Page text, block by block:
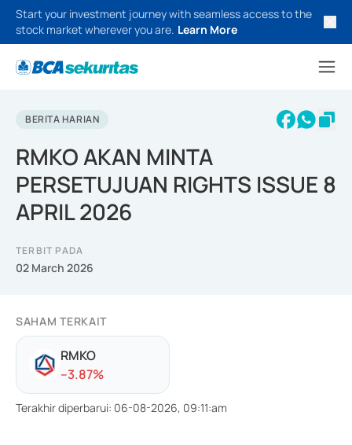
Start your investment journey with seamless access to the
stock market wherever you are. Learn More
BERITA HARIAN
RMKO AKAN MINTA
PERSETUJUAN RIGHTS ISSUE 8
APRIL 2026
TERBIT PADA
02 March 2026
SAHAM TERKAIT
RMKO
--3.87%
Terakhir diperbarui: 06-08-2026, 09:11:am